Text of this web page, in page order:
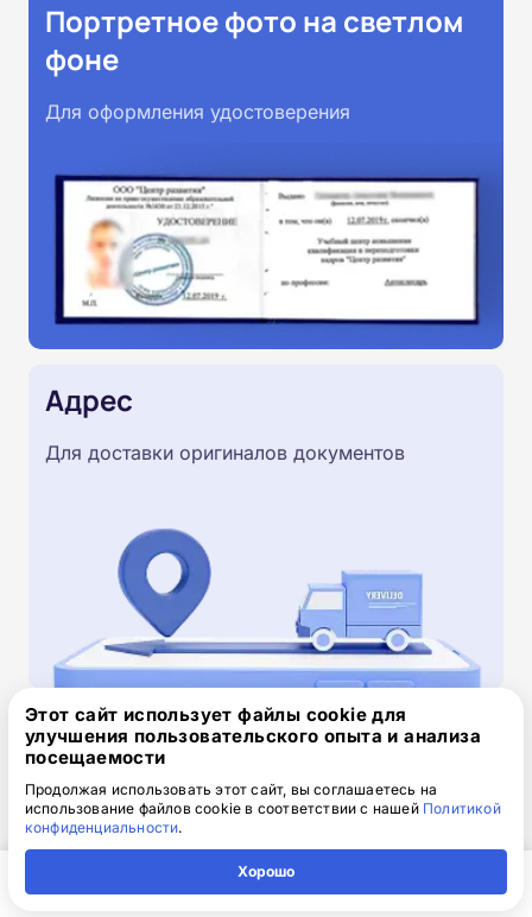
Портретное фото на светлом
фоне
Для оформления удостоверения
Адрес
Для доставки оригиналов документов
Скачайте заявку на обучение
.doc, 32.52 Кб
Скачайте шаблон, заполните и отправьте по
электронной почтеinfo@1-academy.ru.
Обязательно укажите контактный номер телефон.
Этот сайт использует файлы cookie для
улучшения пользовательского опыта и анализа
посещаемости
Продолжая использовать этот сайт, вы соглашаетесь на
использование файлов cookie в соответствии с нашей Политикой
конфиденциальности.
Хорошо